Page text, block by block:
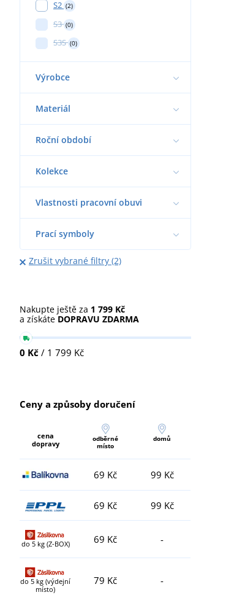
S2 (2)
S3 (0)
S3S (0)
Výrobce
Materiál
Roční období
Kolekce
Vlastnosti pracovní obuvi
Prací symboly
Zrušit vybrané filtry (2)
Nakupte ještě za 1 799 Kč
a získáte DOPRAVU ZDARMA
0 Kč / 1 799 Kč
Ceny a způsoby doručení
cena
dopravy
odběrné
místo
domů
69 Kč 99 Kč
69 Kč 99 Kč
do 5 kg (Z-BOX) 69 Kč -
do 5 kg (výdejní
místo)
79 Kč -